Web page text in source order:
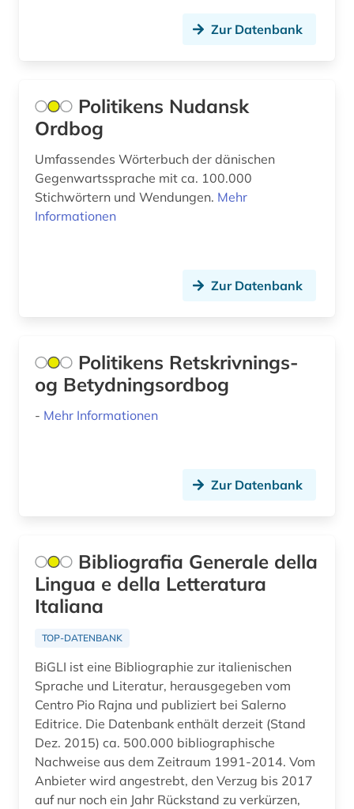
korpus (31)
korpus (7)
korpus <linguistik> (2)
kultur (2)
latein (1)
lateinamerika (4)
linguistik (9)
literatur (5)
lusitanistik (13)
medienwissenschaft (20)
medizin (1)
medizingeschichte (1)
mediävistik (2)
Zur Datenbank
Politikens Nudansk
Ordbog
Umfassendes Wörterbuch der dänischen
Gegenwartssprache mit ca. 100.000
Stichwörtern und Wendungen. Mehr
Informationen
Zur Datenbank
Politikens Retskrivnings-
og Betydningsordbog
- Mehr Informationen
Zur Datenbank
Bibliografia Generale della
Lingua e della Letteratura
Italiana
TOP-DATENBANK
BiGLI ist eine Bibliographie zur italienischen
Sprache und Literatur, herausgegeben vom
Centro Pio Rajna und publiziert bei Salerno
Editrice. Die Datenbank enthält derzeit (Stand
Dez. 2015) ca. 500.000 bibliographische
Nachweise aus dem Zeitraum 1991-2014. Vom
Anbieter wird angestrebt, den Verzug bis 2017
auf nur noch ein Jahr Rückstand zu verkürzen,